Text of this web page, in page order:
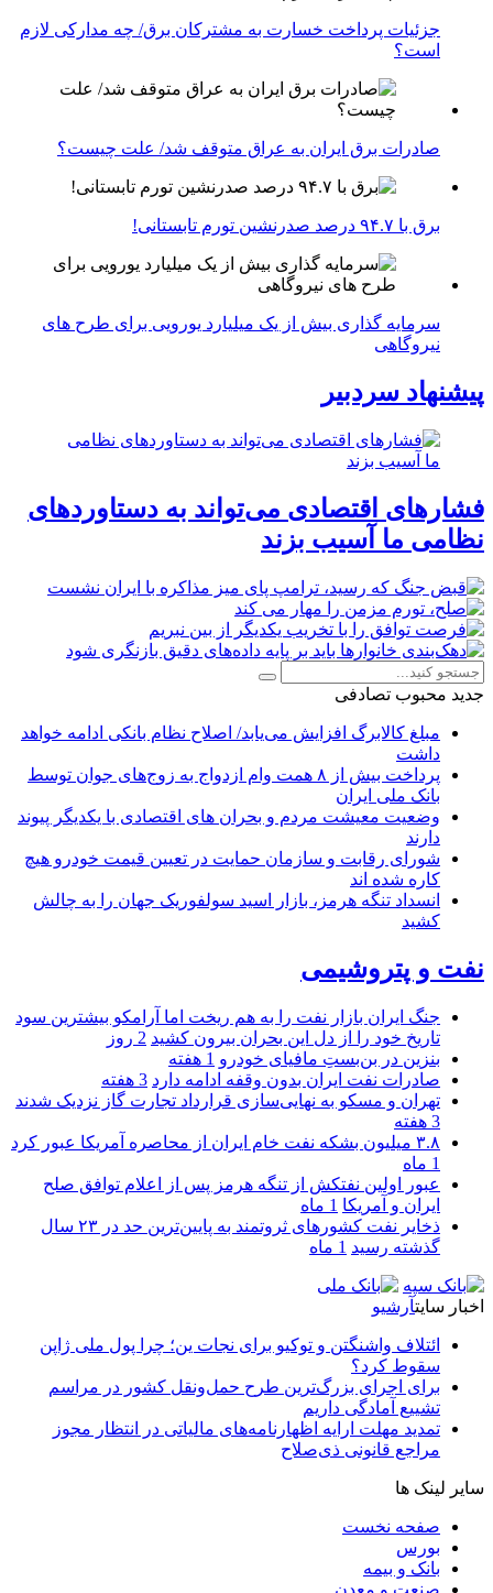
جزئیات پرداخت خسارت به مشترکان برق/ چه مدارکی لازم
است؟
صادرات برق ایران به عراق متوقف شد/ علت چیست؟
برق با ۹۴.۷ درصد صدرنشین تورم تابستانی!
سرمایه گذاری بیش از یک میلیارد یورویی برای طرح های
نیروگاهی
پیشنهاد سردبیر
فشارهای اقتصادی می‌تواند به دستاوردهای
نظامی ما آسیب بزند
جدید محبوب تصادفی
مبلغ کالابرگ افزایش می‌یابد/ اصلاح نظام بانکی ادامه خواهد
داشت
پرداخت بیش از ۸ همت وام ازدواج به زوج‌های جوان توسط
بانک ملی ایران
وضعیت معیشت مردم و بحران های اقتصادی با یکدیگر پیوند
دارند
شورای رقابت و سازمان حمایت در تعیین قیمت خودرو هیچ
کاره شده اند
انسداد تنگه هرمز، بازار اسید سولفوریک جهان را به چالش
کشید
نفت و پتروشیمی
جنگ ایران بازار نفت را به هم ریخت اما آرامکو بیشترین سود
تاریخ خود را از دل این بحران بیرون کشید 2 روز
بنزین در بن‌بستِ مافیای خودرو 1 هفته
صادرات نفت ایران بدون وقفه ادامه دارد 3 هفته
تهران و مسکو به نهایی‌سازی قرارداد تجارت گاز نزدیک شدند
3 هفته
۳.۸ میلیون بشکه نفت خام ایران از محاصره آمریکا عبور کرد
1 ماه
عبور اولین نفتکش از تنگه هرمز پس از اعلام توافق صلح
ایران و آمریکا 1 ماه
ذخایر نفت کشورهای ثروتمند به پایین‌ترین حد در ۲۳ سال
گذشته رسید 1 ماه
اخبار سایتآرشیو
ائتلاف واشنگتن و توکیو برای نجات ین؛ چرا پول ملی ژاپن
سقوط کرد؟
برای اجرای بزرگ‌ترین طرح حمل‌ونقل کشور در مراسم
تشییع آمادگی داریم
تمدید مهلت ارایه اظهارنامه‌های مالیاتی در انتظار مجوز
مراجع قانونی ذی‌‏صلاح
سایر لینک ها
صفحه نخست
بورس
بانک و بیمه
صنعت و معدن